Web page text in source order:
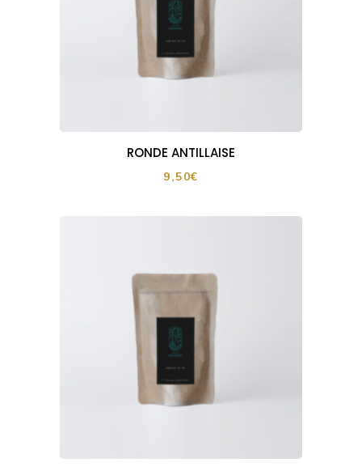
RONDE ANTILLAISE
9,50€